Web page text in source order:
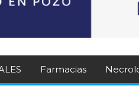
Farmacias